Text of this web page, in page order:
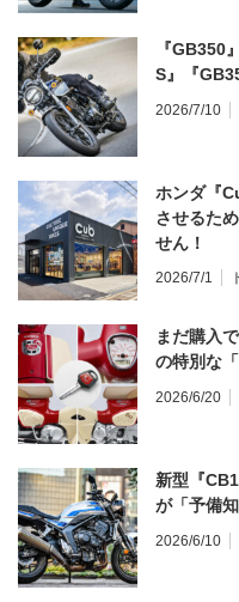
『GB350
S』『
2026/7/10
ホンダ『
させるた
せん！
2026/7/1
まだ購入
の特別な
2026/6/20
新型『
が「予備
2026/6/10